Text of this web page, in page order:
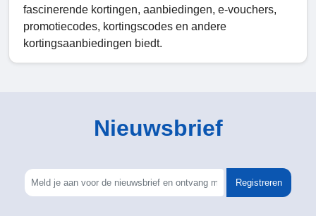
fascinerende kortingen, aanbiedingen, e-vouchers,
promotiecodes, kortingscodes en andere
kortingsaanbiedingen biedt.
Nieuwsbrief
Registreren